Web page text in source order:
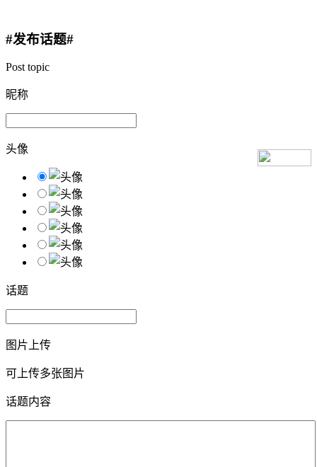
#发布话题#
Post topic
昵称
头像
话题
图片上传
可上传多张图片
话题内容